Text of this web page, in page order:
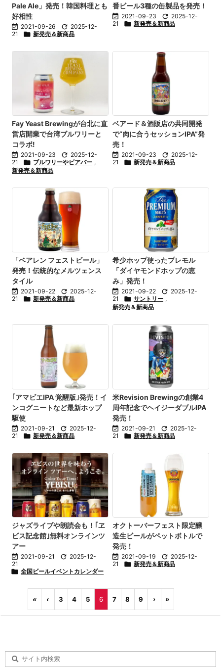
Pale Ale」発売！韓国料理とも
好相性
 2021-09-26  2025-12-
21
 新発売＆新商品
番ビール3種の缶製品を発売！
 2021-09-23  2025-12-
21
 新発売＆新商品
Fay Yeast Brewingが台北に直
営店開業で台湾ブルワリーと
コラボ!
 2021-09-23  2025-12-
21
 ブルワリーやビアバー ,
新発売＆新商品
ベアード＆酒販店の共同開発
で“肉に合うセッションIPA”発
売！
 2021-09-23  2025-12-
21
 新発売＆新商品
「ベアレン フェストビール」
発売！伝統的なメルツェンス
タイル
 2021-09-22  2025-12-
21
 新発売＆新商品
希少ホップ使ったプレモル
「ダイヤモンドホップの恵
み」発売！
 2021-09-22  2025-12-
21
 サントリー ,
新発売＆新商品
｢アマビエIPA 覚醒版｣発売！イ
ンコグニートなど最新ホップ
駆使
 2021-09-21  2025-12-
21
 新発売＆新商品
米Revision Brewingの創業4
周年記念でヘイジーダブルIPA
発売！
 2021-09-21  2025-12-
21
 新発売＆新商品
ジャズライブや朗読会も！｢ヱ
ビス記念館｣無料オンラインツ
アー
 2021-09-21  2025-12-
21
 全国ビールイベントカレンダー
オクトーバーフェスト限定醸
造生ビールがペットボトルで
発売！
 2021-09-19  2025-12-
21
 新発売＆新商品
« ‹ 3 4 5 6 7 8 9 › »